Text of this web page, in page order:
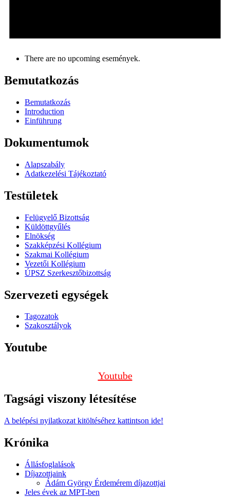
There are no upcoming események.
Bemutatkozás
Bemutatkozás
Introduction
Einführung
Dokumentumok
Alapszabály
Adatkezelési Tájékoztató
Testületek
Felügyelő Bizottság
Küldöttgyűlés
Elnökség
Szakképzési Kollégium
Szakmai Kollégium
Vezetői Kollégium
ÚPSZ Szerkesztőbizottság
Szervezeti egységek
Tagozatok
Szakosztályok
Youtube
Youtube
Tagsági viszony létesítése
A belépési nyilatkozat kitöltéséhez kattintson ide!
Krónika
Állásfoglalások
Díjazottjaink
Ádám György Érdemérem díjazottjai
Jeles évek az MPT-ben